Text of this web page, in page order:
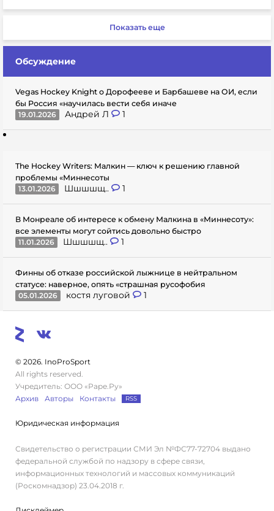
Показать еще
Обсуждение
Vegas Hockey Knight о Дорофееве и Барбашеве на ОИ, если
бы Россия «научилась вести себя иначе
19.01.2026
Андрей Л 1
The Hockey Writers: Малкин — ключ к решению главной
проблемы «Миннесоты
13.01.2026
Шшшшщ.. 1
В Монреале об интересе к обмену Малкина в «Миннесоту»:
все элементы могут сойтись довольно быстро
11.01.2026
Шшшшщ.. 1
Финны об отказе российской лыжнице в нейтральном
статусе: наверное, опять «страшная русофобия
05.01.2026
костя луговой 1
© 2026. InoProSport
All rights reserved.
Учредитель: ООО «Раре.Ру»
Архив
Авторы Контакты RSS
Юридическая информация
Свидетельство о регистрации СМИ Эл №ФС77-72704 выдано
федеральной службой по надзору в сфере связи,
информационных технологий и массовых коммуникаций
(Роскомнадзор) 23.04.2018 г.